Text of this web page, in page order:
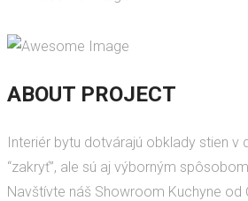
ABOUT PROJECT
Interiér bytu dotvárajú obklady stien v
“zakryť”, ale sú aj výborným
Navštívte náš Showroom Kuchyne od